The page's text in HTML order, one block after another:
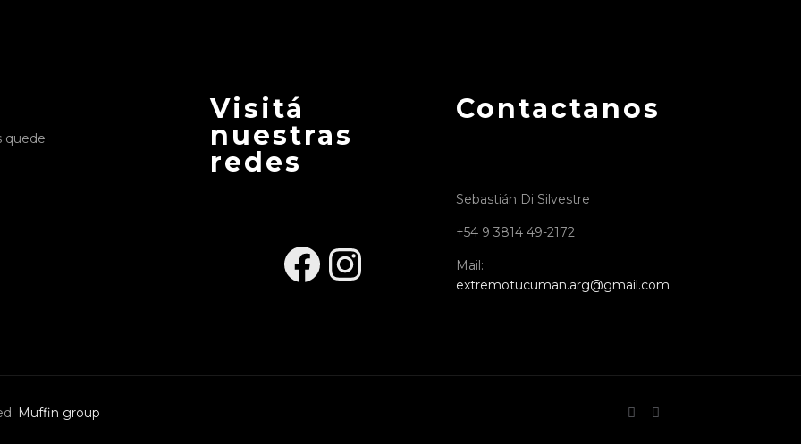
quede
Visitá
nuestras
redes
Facebook
Instagram
Contactanos
Sebastián Di Silvestre
+54 9 3814 49-2172
Mail:
extremotucuman.arg@gmail.com
Muffin group